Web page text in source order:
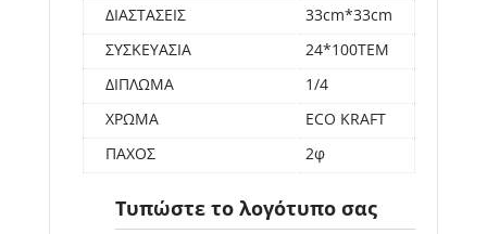
ΔΙΑΣΤΑΣΕΙΣ 33cm*33cm
ΣΥΣΚΕΥΑΣΙΑ 24*100TEM
ΔΙΠΛΩΜΑ 1/4
ΧΡΩΜΑ ECO KRAFT
ΠΑΧΟΣ 2φ
Τυπώστε το λογότυπο σας